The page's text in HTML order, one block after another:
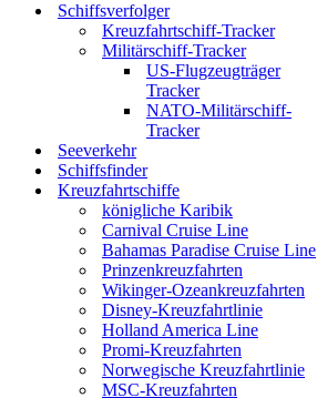
Schiffsverfolger
Kreuzfahrtschiff-Tracker
Militärschiff-Tracker
US-Flugzeugträger
Tracker
NATO-Militärschiff-
Tracker
Seeverkehr
Schiffsfinder
Kreuzfahrtschiffe
königliche Karibik
Carnival Cruise Line
Bahamas Paradise Cruise Line
Prinzenkreuzfahrten
Wikinger-Ozeankreuzfahrten
Disney-Kreuzfahrtlinie
Holland America Line
Promi-Kreuzfahrten
Norwegische Kreuzfahrtlinie
MSC-Kreuzfahrten